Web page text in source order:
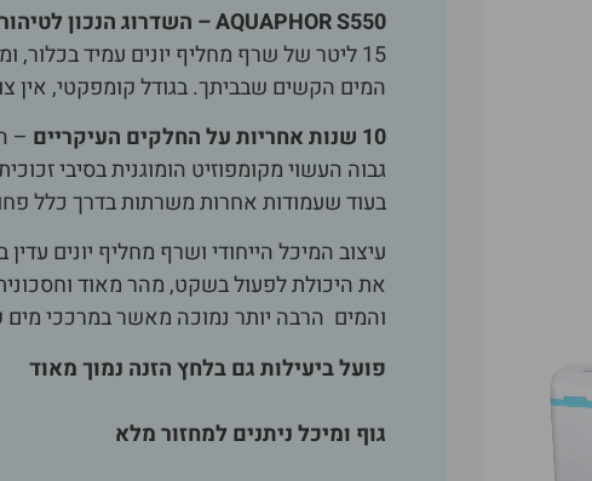
AQUAPHOR S550 – השדרוג הנכון לטיהור המים שלך:
15 ליטר של שרף מחליף יונים עמיד בכלור,
המים הקשים שבביתך. בגודל קומפקטי, אין
10 שנות אחריות על החלקים העיקריים
–
בעוד שעמודות אחרות משרתות בדרך כלל פחות מ-5
עיצוב המיכל הייחודי ושרף מחליף יונים
את היכולת לפעול בשקט, מהר מאוד
והמים הרבה יותר נמוכה מאשר במרככי מים
פועל ביעילות גם בלחץ הזנה נמוך מאוד
גוף ומיכל ניתנים למחזור מלא